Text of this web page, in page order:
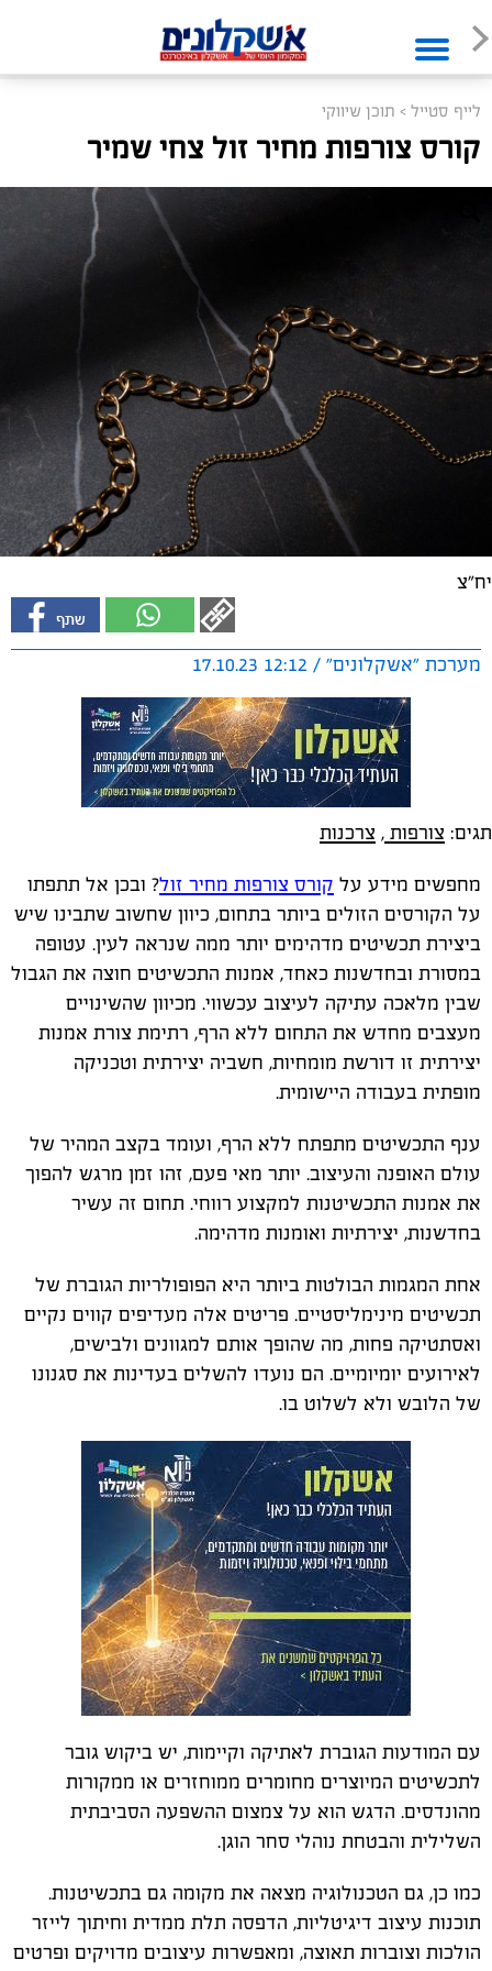
לייף סטייל > תוכן שיווקי
קורס צורפות מחיר זול צחי שמיר
יח"צ
מערכת "אשקלונים" / 12:12 17.10.23
תגים: צורפות , צרכנות
מחפשים מידע על קורס צורפות מחיר זול? ובכן אל תתפתו
על הקורסים הזולים ביותר בתחום, כיוון שחשוב שתבינו שיש
ביצירת תכשיטים מדהימים יותר ממה שנראה לעין. עטופה
במסורת ובחדשנות כאחד, אמנות התכשיטים חוצה את הגבול
שבין מלאכה עתיקה לעיצוב עכשווי. מכיוון שהשינויים
מעצבים מחדש את התחום ללא הרף, רתימת צורת אמנות
יצירתית זו דורשת מומחיות, חשביה יצירתית וטכניקה
מופתית בעבודה היישומית.
ענף התכשיטים מתפתח ללא הרף, ועומד בקצב המהיר של
עולם האופנה והעיצוב. יותר מאי פעם, זהו זמן מרגש להפוך
את אמנות התכשיטנות למקצוע רווחי. תחום זה עשיר
בחדשנות, יצירתיות ואומנות מדהימה.
אחת המגמות הבולטות ביותר היא הפופולריות הגוברת של
תכשיטים מינימליסטיים. פריטים אלה מעדיפים קווים נקיים
ואסתטיקה פחות, מה שהופך אותם למגוונים ולבישים,
לאירועים יומיומיים. הם נועדו להשלים בעדינות את סגנונו
של הלובש ולא לשלוט בו.
עם המודעות הגוברת לאתיקה וקיימות, יש ביקוש גובר
לתכשיטים המיוצרים מחומרים ממוחזרים או ממקורות
מהונדסים. הדגש הוא על צמצום ההשפעה הסביבתית
השלילית והבטחת נוהלי סחר הוגן.
כמו כן, גם הטכנולוגיה מצאה את מקומה גם בתכשיטנות.
תוכנות עיצוב דיגיטליות, הדפסה תלת ממדית וחיתוך לייזר
הולכות וצוברות תאוצה, ומאפשרות עיצובים מדויקים ופרטים